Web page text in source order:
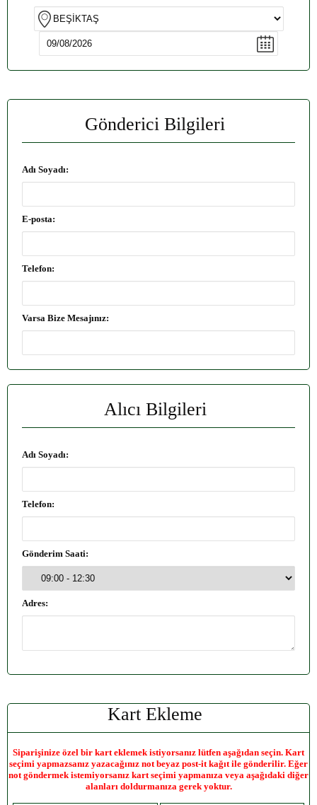
Gönderici Bilgileri
Adı Soyadı:
E-posta:
Telefon:
Varsa Bize Mesajınız:
Alıcı Bilgileri
Adı Soyadı:
Telefon:
Gönderim Saati:
Adres:
Kart Ekleme
Siparişinize özel bir kart eklemek istiyorsanız lütfen aşağıdan seçin. Kart
seçimi yapmazsanız yazacağınız not beyaz post-it kağıt ile gönderilir. Eğer
not göndermek istemiyorsanız kart seçimi yapmanıza veya aşağıdaki diğer
alanları doldurmanıza gerek yoktur.